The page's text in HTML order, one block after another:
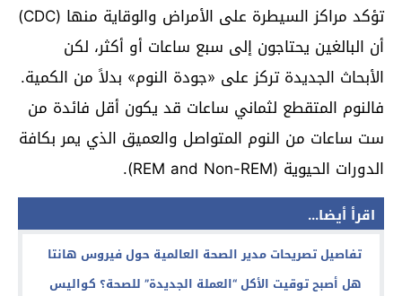
تؤكد مراكز السيطرة على الأمراض والوقاية منها (CDC)
أن البالغين يحتاجون إلى سبع ساعات أو أكثر، لكن
الأبحاث الجديدة تركز على «جودة النوم» بدلاً من الكمية.
فالنوم المتقطع لثماني ساعات قد يكون أقل فائدة من
ست ساعات من النوم المتواصل والعميق الذي يمر بكافة
الدورات الحيوية (REM and Non-REM).
اقرأ أيضا...
تفاصيل تصريحات مدير الصحة العالمية حول فيروس هانتا
هل أصبح توقيت الأكل “العملة الجديدة” للصحة؟ كواليس